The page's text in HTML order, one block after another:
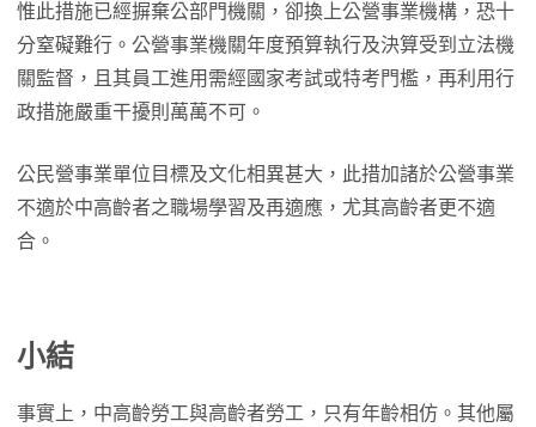
惟此措施已經摒棄公部門機關，卻換上公營事業機構，恐十
分窒礙難行。公營事業機關年度預算執行及決算受到立法機
關監督，且其員工進用需經國家考試或特考門檻，再利用行
政措施嚴重干擾則萬萬不可。
公民營事業單位目標及文化相異甚大，此措加諸於公營事業
不適於中高齡者之職場學習及再適應，尤其高齡者更不適
合。
小結
事實上，中高齡勞工與高齡者勞工，只有年齡相仿。其他屬